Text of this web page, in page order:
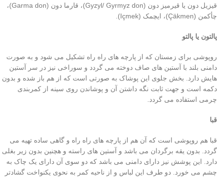
قیزیل دون‌ یا قیرمیز دون‌ (Gyzyl/ Gyrmyz don)، قارما دون‌ (Garma don)،
چأکمن (Çäkmen)، ایچمک ‌(Içmek).
پالتون یا پالتو
روپوشی برای زمستان که از پارچه های راه راه تشکیل می شود و به صورت
دامنی بلند با آستین های صاف دوخته می گردد و سوراخی نیز در سر آستین
هایش دارد. بخش جلوی این پوشاک به صورتی است که از هم باز شده و بدون
دکمه است و جهت ثابت نگه داشتن آن و پوشاندن روی سینه از کمربندی
چرمی استفاده می گردد.
قبا
قبا هم روپوشی است که آن هم از پارچه های راه راه و گاهی ساده تهیه می
گردد. بدون یقه برگردان می باشد و آستین های راسته و هچنین بدون زیر بغلی
دارد. این پوشش نیز دارای دامنی می باشد که دو سوی آن دارای یک چاک به
چشم می خورد. دو طرف این لباس و از ناحیه کمر به نحوی یکنواخت گشادتر